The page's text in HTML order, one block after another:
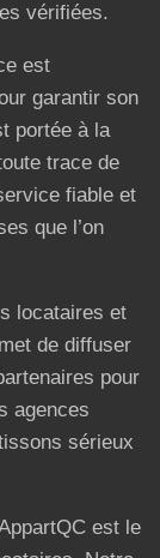
vérifiées.
est
garantir son
portée à la
trace de
fiable et
que l’on
locataires et
de diffuser
pour
agences
sérieux
est le